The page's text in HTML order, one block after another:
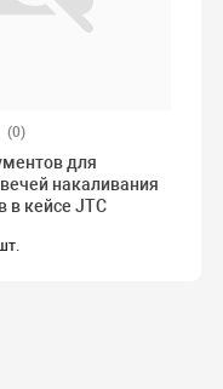
(0)
для
накаливания
в кейсе JTC